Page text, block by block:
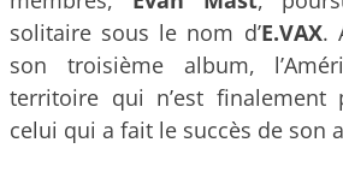
solitaire sous le nom d’E.VAX.
son troisième album,
territoire qui n’est
celui qui a fait le succès de son